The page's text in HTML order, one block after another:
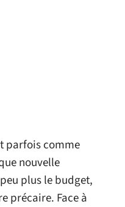
parfois comme
nouvelle
plus le budget,
précaire. Face à